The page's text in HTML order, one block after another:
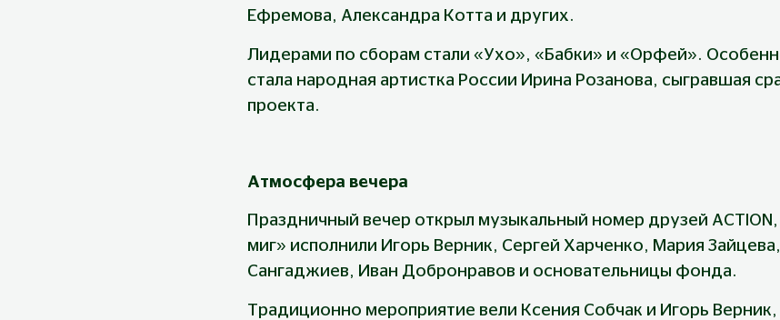
Ефремова, Александра Котта и других.
Лидерами по сборам стали «Ухо», «Бабки» и «Орфей».
стала народная артистка России Ирина Розанова, сыгравшая
проекта.
Атмосфера вечера
Праздничный вечер открыл музыкальный номер друзей
миг» исполнили Игорь Верник, Сергей Харченко, Мария
Сангаджиев, Иван Добронравов и основательницы фонда.
Традиционно мероприятие вели Ксения Собчак и Игорь Верник,